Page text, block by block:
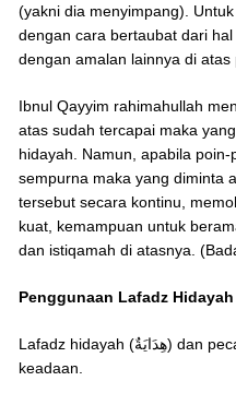
(yakni dia menyimpang).
dengan cara bertaubat dari
dengan amalan lainnya di atas
Ibnul Qayyim rahimahullah
atas sudah tercapai maka
hidayah. Namun, apabila
sempurna maka yang diminta
tersebut secara kontinu,
kuat, kemampuan untuk
dan istiqamah di atasnya.
Penggunaan Lafadz Hidayah
Lafadz hidayah (هِدَايَةٌ) dan pecahannya memiliki beberapa
keadaan.